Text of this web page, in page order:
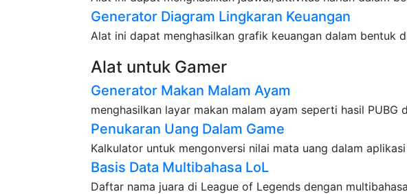
Generator Diagram Lingkaran Keuangan
Alat ini dapat menghasilkan grafik keuangan dalam bentuk
Alat untuk Gamer
Generator Makan Malam Ayam
menghasilkan layar makan malam ayam seperti hasil PUBG
Penukaran Uang Dalam Game
Kalkulator untuk mengonversi nilai mata uang dalam aplikasi
Basis Data Multibahasa LoL
Daftar nama juara di League of Legends dengan